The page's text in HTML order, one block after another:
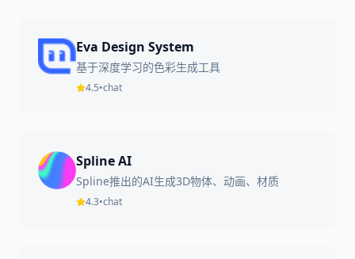
Eva Design System
基于深度学习的色彩生成工具
4.5•chat
Spline AI
Spline推出的AI生成3D物体、动画、材质
4.3•chat